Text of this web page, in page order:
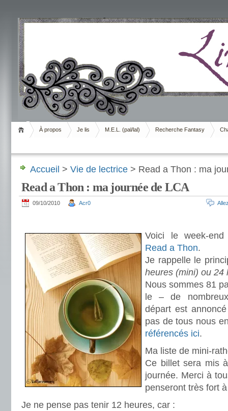
Livrement
À propos Je lis M.E.L. (pal/lal) Recherche Fantasy
Accueil > Vie de lectrice > Read a Thon : ma
Read a Thon : ma journée de LCA
09/10/2010 Acr0
Voici le week-
Read a Thon.
Je rappelle le
heures (mini) ou 24
Nous sommes 81
le – de
départ est
pas de tous nous
référencés ici.
Ma liste de mini-
Ce billet sera mis
journée. Merci à
penseront très fort
Je ne pense pas tenir 12 heures, car :